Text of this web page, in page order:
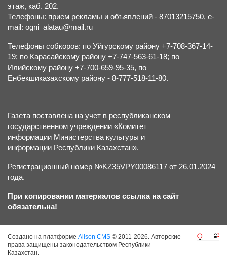
этаж, каб. 202.
Телефоны: прием рекламы и объявлений - 87013215750, e-
mail: ogni_alatau@mail.ru
Телефоны собкоров: по Уйгурскому району +7-708-367-14-
19; по Карасайскому району +7-747-563-61-18; по
Илийскому району +7-700-659-95-35, по
Енбекшиказахскому району - 8-777-518-11-80.
Газета поставлена на учет в республиканском
государственном учреждении «Комитет
информации Министерства культуры и
информации Республики Казахстан».
Регистрационный номер №KZ35VPY00086117 от 26.01.2024
года.
При копировании материалов ссылка на сайт
обязательна!
Создано на платформе Alison CMS © 2011-2026. Авторские
права защищены законодательством Республики
Казахстан.